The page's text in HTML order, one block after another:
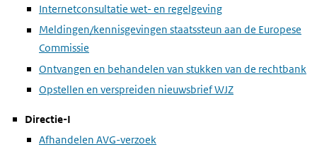
Internetconsultatie wet- en regelgeving
Meldingen/kennisgevingen staatssteun aan de Europese
Commissie
Ontvangen en behandelen van stukken van de rechtbank
Opstellen en verspreiden nieuwsbrief WJZ
Directie-I
Afhandelen AVG-verzoek